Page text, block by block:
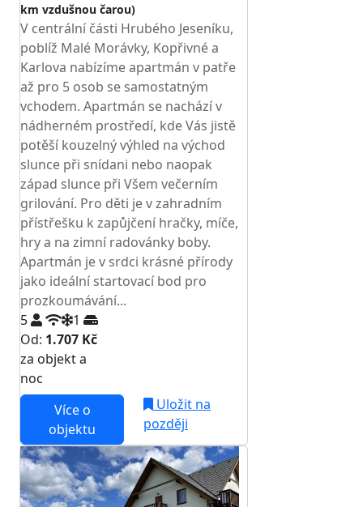
km vzdušnou čarou)
V centrální části Hrubého Jeseníku,
poblíž Malé Morávky, Kopřivné a
Karlova nabízíme apartmán v patře
až pro 5 osob se samostatným
vchodem. Apartmán se nachází v
nádherném prostředí, kde Vás jistě
potěší kouzelný výhled na východ
slunce při snídani nebo naopak
západ slunce při Všem večerním
grilování. Pro děti je v zahradním
přístřešku k zapůjčení hračky, míče,
hry a na zimní radovánky boby.
Apartmán je v srdci krásné přírody
jako ideální startovací bod pro
prozkoumávání...
5
1
Od: 1.707 Kč
za objekt a
noc
Více o
objektu
Uložit na
později